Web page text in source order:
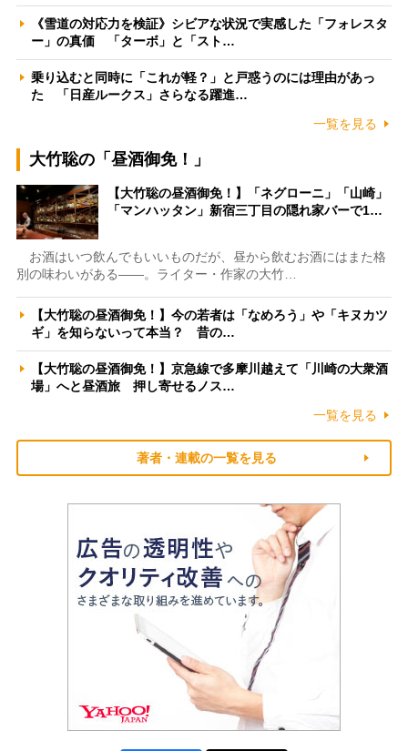
《雪道の対応力を検証》シビアな状況で実感した「フォレスタ
ー」の真価 「ターボ」と「スト…
乗り込むと同時に「これが軽？」と戸惑うのには理由があっ
た 「日産ルークス」さらなる躍進…
一覧を見る
大竹聡の「昼酒御免！」
【大竹聡の昼酒御免！】「ネグローニ」「山崎」
「マンハッタン」新宿三丁目の隠れ家バーで1…
お酒はいつ飲んでもいいものだが、昼から飲むお酒にはまた格
別の味わいがある――。ライター・作家の大竹…
【大竹聡の昼酒御免！】今の若者は「なめろう」や「キヌカツ
ギ」を知らないって本当？ 昔の…
【大竹聡の昼酒御免！】京急線で多摩川越えて「川崎の大衆酒
場」へと昼酒旅 押し寄せるノス…
一覧を見る
著者・連載の一覧を見る